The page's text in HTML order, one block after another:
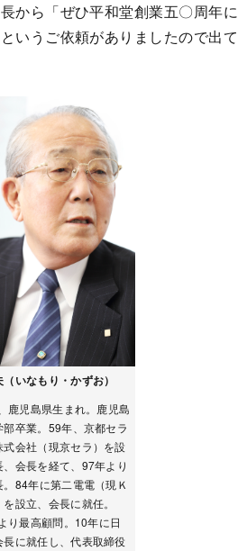
から「ぜひ平和堂創業五〇周年に
いうご依頼がありましたので出て
いなもり・かずお）
鹿児島県生まれ。鹿児島
部卒業。59年、京都セラ
式会社（現京セラ）を設
、会長を経て、97年より
。84年に第二電電（現Ｋ
設立、会長に就任。
り最高顧問。10年に日
長に就任し、代表取締役